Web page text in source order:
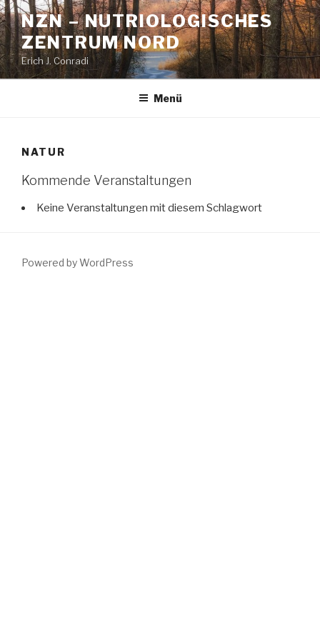
Zum
Inhalt
springen
NZN – NUTRIOLOGISCHES
ZENTRUM NORD
Erich J. Conradi
Menü
NATUR
Kommende Veranstaltungen
Keine Veranstaltungen mit diesem Schlagwort
Powered by WordPress